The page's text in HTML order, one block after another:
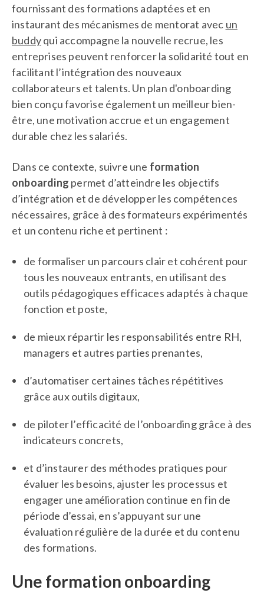
fournissant des formations adaptées et en
instaurant des mécanismes de mentorat avec un
buddyqui accompagne la nouvelle recrue, les
entreprises peuvent renforcer la solidarité tout en
facilitant l’intégration des nouveaux
collaborateurs et talents. Un plan d'onboarding
bien conçu favorise également un meilleur bien-
être, une motivation accrue et un engagement
durable chez les salariés.
Dans ce contexte, suivre une formation
onboarding permet d’atteindre les objectifs
d’intégration et de développer les compétences
nécessaires, grâce à des formateurs expérimentés
et un contenu riche et pertinent :
de formaliser un parcours clair et cohérent pour
tous les nouveaux entrants, en utilisant des
outils pédagogiques efficaces adaptés à chaque
fonction et poste,
de mieux répartir les responsabilités entre RH,
managers et autres parties prenantes,
d’automatiser certaines tâches répétitives
grâce aux outils digitaux,
de piloter l’efficacité de l’onboarding grâce à des
indicateurs concrets,
et d’instaurer des méthodes pratiques pour
évaluer les besoins, ajuster les processus et
engager une amélioration continue en fin de
période d’essai, en s’appuyant sur une
évaluation régulière de la durée et du contenu
des formations.
Une formation onboarding